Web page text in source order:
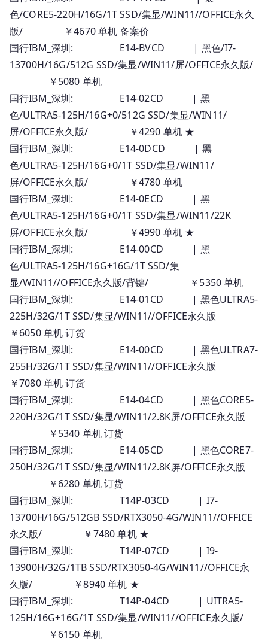
色/CORE5-220H/16G/1T SSD/集显/WIN11//OFFICE永久
版/ ￥4670 单机 备案价
国行IBM_深圳: E14-BVCD | 黑色/I7-
13700H/16G/512G SSD/集显/WIN11/屏/OFFICE永久版/
￥5080 单机
国行IBM_深圳: E14-02CD | 黑
色/ULTRA5-125H/16G+0/512G SSD/集显/WIN11/
屏/OFFICE永久版/ ￥4290 单机 ★
国行IBM_深圳: E14-0DCD | 黑
色/ULTRA5-125H/16G+0/1T SSD/集显/WIN11/
屏/OFFICE永久版/ ￥4780 单机
国行IBM_深圳: E14-0ECD | 黑
色/ULTRA5-125H/16G+0/1T SSD/集显/WIN11/22K
屏/OFFICE永久版/ ￥4990 单机 ★
国行IBM_深圳: E14-00CD | 黑
色/ULTRA5-125H/16G+16G/1T SSD/集
显/WIN11//OFFICE永久版/背键/ ￥5350 单机
国行IBM_深圳: E14-01CD | 黑色ULTRA5-
225H/32G/1T SSD/集显/WIN11//OFFICE永久版
￥6050 单机 订货
国行IBM_深圳: E14-00CD | 黑色ULTRA7-
255H/32G/1T SSD/集显/WIN11//OFFICE永久版
￥7080 单机 订货
国行IBM_深圳: E14-04CD | 黑色CORE5-
220H/32G/1T SSD/集显/WIN11/2.8K屏/OFFICE永久版
￥5340 单机 订货
国行IBM_深圳: E14-05CD | 黑色CORE7-
250H/32G/1T SSD/集显/WIN11/2.8K屏/OFFICE永久版
￥6280 单机 订货
国行IBM_深圳: T14P-03CD | I7-
13700H/16G/512GB SSD/RTX3050-4G/WIN11//OFFICE
永久版/ ￥7480 单机 ★
国行IBM_深圳: T14P-07CD | I9-
13900H/32G/1TB SSD/RTX3050-4G/WIN11//OFFICE永
久版/ ￥8940 单机 ★
国行IBM_深圳: T14P-04CD | UITRA5-
125H/16G+16G/1T SSD/集显/WIN11//OFFICE永久版/
￥6150 单机